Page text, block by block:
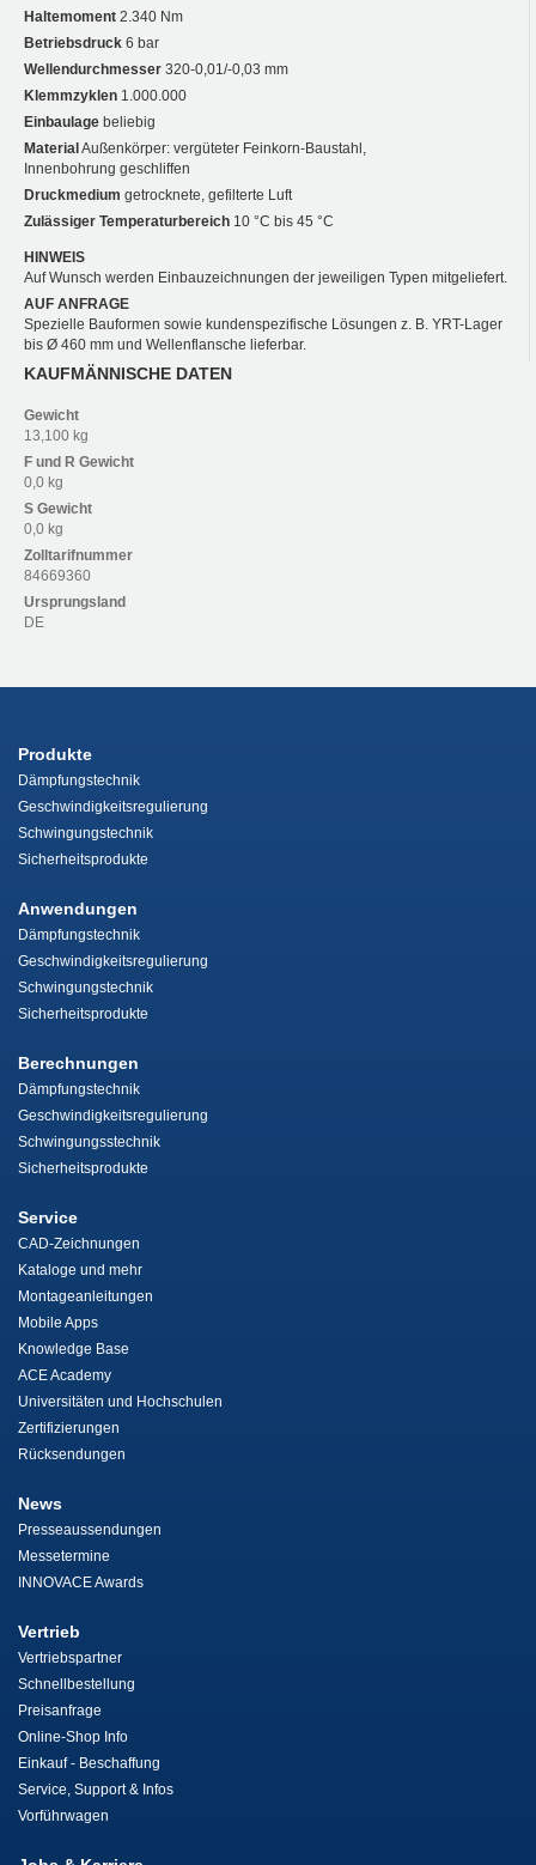
Haltemoment 2.340 Nm
Betriebsdruck 6 bar
Wellendurchmesser 320-0,01/-0,03 mm
Klemmzyklen 1.000.000
Einbaulage beliebig
MaterialAußenkörper: vergüteter Feinkorn-Baustahl,
Innenbohrung geschliffen
Druckmedium getrocknete, gefilterte Luft
Zulässiger Temperaturbereich 10 °C bis 45 °C
HINWEIS
Auf Wunsch werden Einbauzeichnungen der jeweiligen Typen mitgeliefert.
AUF ANFRAGE
Spezielle Bauformen sowie kundenspezifische Lösungen z. B. YRT-Lager
bis Ø 460 mm und Wellenflansche lieferbar.
KAUFMÄNNISCHE DATEN
Gewicht
13,100 kg
F und R Gewicht
0,0 kg
S Gewicht
0,0 kg
Zolltarifnummer
84669360
Ursprungsland
DE
Produkte
Dämpfungstechnik
Geschwindigkeitsregulierung
Schwingungstechnik
Sicherheitsprodukte
Anwendungen
Dämpfungstechnik
Geschwindigkeitsregulierung
Schwingungstechnik
Sicherheitsprodukte
Berechnungen
Dämpfungstechnik
Geschwindigkeitsregulierung
Schwingungsstechnik
Sicherheitsprodukte
Service
CAD-Zeichnungen
Kataloge und mehr
Montageanleitungen
Mobile Apps
Knowledge Base
ACE Academy
Universitäten und Hochschulen
Zertifizierungen
Rücksendungen
News
Presseaussendungen
Messetermine
INNOVACE Awards
Vertrieb
Vertriebspartner
Schnellbestellung
Preisanfrage
Online-Shop Info
Einkauf - Beschaffung
Service, Support & Infos
Vorführwagen